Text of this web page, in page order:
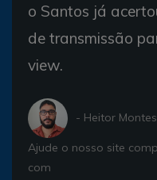
o Santos já
de transmissão
view.
- Heitor Montes
Ajude o nosso site
com